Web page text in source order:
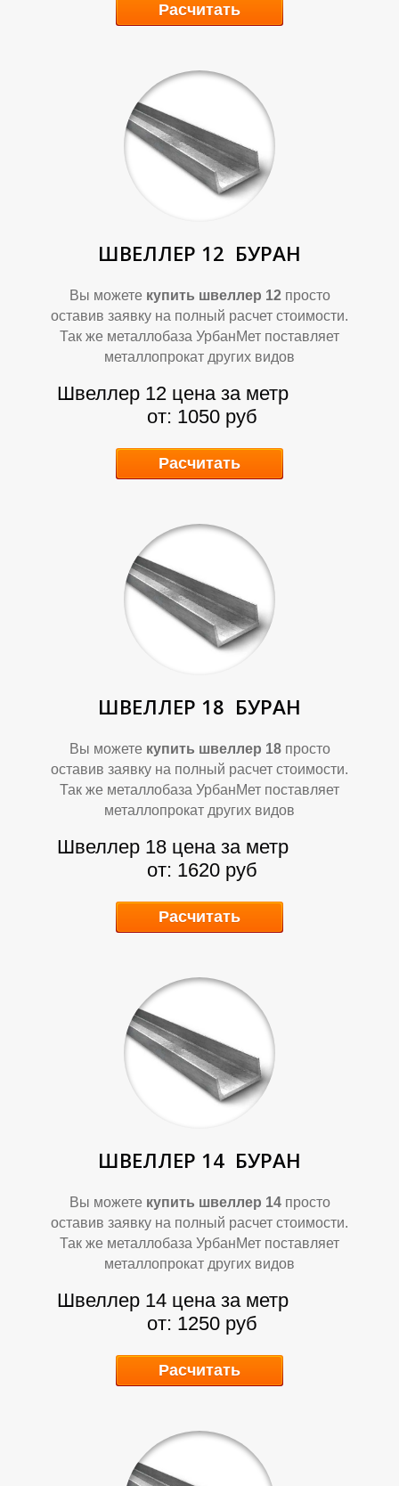
А
Т
П
Р
О
Расчитать
ШВЕЛЛЕР 12 БУРАН
Вы можете купить швеллер 12просто
оставив заявку на полный расчет стоимости.
Так же металлобаза УрбанМет поставляет
металлопрокат других видов
Швеллер 12 цена за метр
от: 1050 руб
Расчитать
ШВЕЛЛЕР 18 БУРАН
Вы можете купить швеллер 18просто
оставив заявку на полный расчет стоимости.
Так же металлобаза УрбанМет поставляет
металлопрокат других видов
Швеллер 18 цена за метр
от: 1620 руб
Расчитать
ШВЕЛЛЕР 14 БУРАН
Вы можете купить швеллер 14просто
оставив заявку на полный расчет стоимости.
Так же металлобаза УрбанМет поставляет
металлопрокат других видов
Швеллер 14 цена за метр
от: 1250 руб
Расчитать
А
Т
П
Р
О